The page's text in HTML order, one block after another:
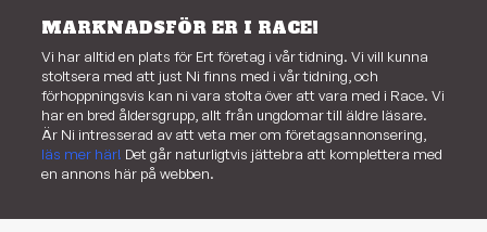
MARKNADSFÖR ER I RACE!
Vi har alltid en plats för Ert företag i vår tidning. Vi vill kunna
stoltsera med att just Ni finns med i vår tidning, och
förhoppningsvis kan ni vara stolta över att vara med i Race. Vi
har en bred åldersgrupp, allt från ungdomar till äldre läsare.
Är Ni intresserad av att veta mer om företagsannonsering,
läs mer här! Det går naturligtvis jättebra att komplettera med
en annons här på webben.